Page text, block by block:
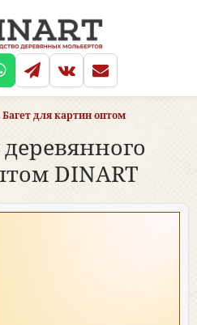
Багет для картин оптом
DINART